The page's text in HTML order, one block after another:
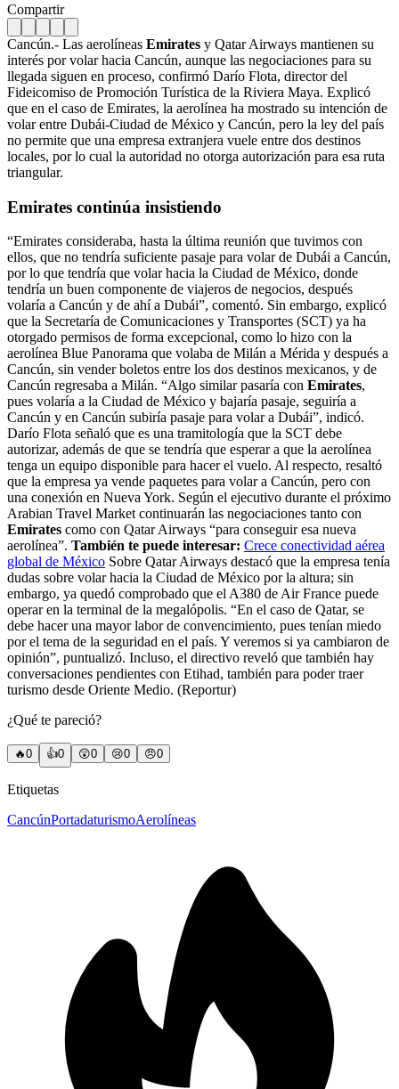
Compartir
Cancún.- Las aerolíneas Emirates y Qatar Airways mantienen su
interés por volar hacia Cancún, aunque las negociaciones para su
llegada siguen en proceso, confirmó Darío Flota, director del
Fideicomiso de Promoción Turística de la Riviera Maya. Explicó
que en el caso de Emirates, la aerolínea ha mostrado su intención de
volar entre Dubái-Ciudad de México y Cancún, pero la ley del país
no permite que una empresa extranjera vuele entre dos destinos
locales, por lo cual la autoridad no otorga autorización para esa ruta
triangular.
Emirates continúa insistiendo
“Emirates consideraba, hasta la última reunión que tuvimos con
ellos, que no tendría suficiente pasaje para volar de Dubái a Cancún,
por lo que tendría que volar hacia la Ciudad de México, donde
tendría un buen componente de viajeros de negocios, después
volaría a Cancún y de ahí a Dubái”, comentó. Sin embargo, explicó
que la Secretaría de Comunicaciones y Transportes (SCT) ya ha
otorgado permisos de forma excepcional, como lo hizo con la
aerolínea Blue Panorama que volaba de Milán a Mérida y después a
Cancún, sin vender boletos entre los dos destinos mexicanos, y de
Cancún regresaba a Milán. “Algo similar pasaría con Emirates,
pues volaría a la Ciudad de México y bajaría pasaje, seguiría a
Cancún y en Cancún subiría pasaje para volar a Dubái”, indicó.
Darío Flota señaló que es una tramitología que la SCT debe
autorizar, además de que se tendría que esperar a que la aerolínea
tenga un equipo disponible para hacer el vuelo. Al respecto, resaltó
que la empresa ya vende paquetes para volar a Cancún, pero con
una conexión en Nueva York. Según el ejecutivo durante el próximo
Arabian Travel Market continuarán las negociaciones tanto con
Emirates como con Qatar Airways “para conseguir esa nueva
aerolínea”. También te puede interesar: Crece conectividad aérea
global de México Sobre Qatar Airways destacó que la empresa tenía
dudas sobre volar hacia la Ciudad de México por la altura; sin
embargo, ya quedó comprobado que el A380 de Air France puede
operar en la terminal de la megalópolis. “En el caso de Qatar, se
debe hacer una mayor labor de convencimiento, pues tenían miedo
por el tema de la seguridad en el país. Y veremos si ya cambiaron de
opinión”, puntualizó. Incluso, el directivo reveló que también hay
conversaciones pendientes con Etihad, también para poder traer
turismo desde Oriente Medio. (Reportur)
¿Qué te pareció?
🔥0 👍0 😲0 😢0 😠0
Etiquetas
CancúnPortadaturismoAerolíneas